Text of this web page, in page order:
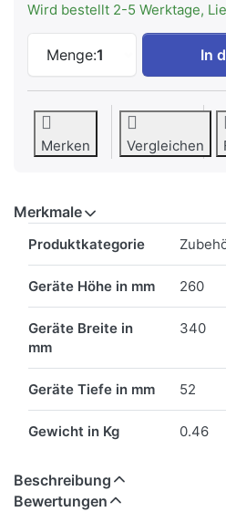
Wird bestellt 2-5 Werktage,
Menge:1
Electrolux
In
Merken Vergleichen
Merkmale
Produktkategorie
Geräte Höhe in mm 260
Geräte Breite in
mm
340
Geräte Tiefe in mm 52
Gewicht in Kg 0.46
Beschreibung
Bewertungen